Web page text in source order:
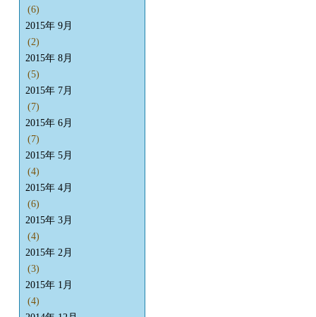
(6)
2015年 9月
(2)
2015年 8月
(5)
2015年 7月
(7)
2015年 6月
(7)
2015年 5月
(4)
2015年 4月
(6)
2015年 3月
(4)
2015年 2月
(3)
2015年 1月
(4)